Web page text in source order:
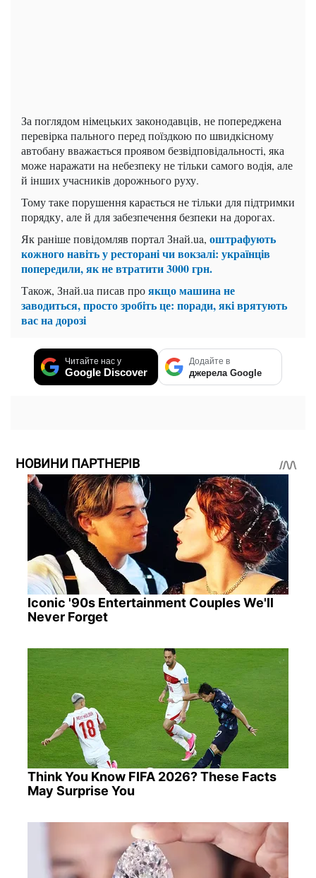
За поглядом німецьких законодавців, не попереджена
перевірка пального перед поїздкою по швидкісному
автобану вважається проявом безвідповідальності, яка
може наражати на небезпеку не тільки самого водія, але
й інших учасників дорожнього руху.
Тому таке порушення карається не тільки для підтримки
порядку, але й для забезпечення безпеки на дорогах.
Як раніше повідомляв портал Знай.ua, оштрафують
кожного навіть у ресторані чи вокзалі: українців
попередили, як не втратити 3000 грн.
Також, Знай.ua писав проякщо машина не
заводиться, просто зробіть це: поради, які врятують
вас на дорозі
Читайте нас у
Google Discover
Додайте в
джерела Google
НОВИНИ ПАРТНЕРІВ
Iconic '90s Entertainment Couples We'll
Never Forget
Think You Know FIFA 2026? These Facts
May Surprise You